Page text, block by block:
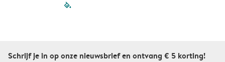
filled-pagination
Schrijf je in op onze nieuwsbrief en ontvang € 5 korting!